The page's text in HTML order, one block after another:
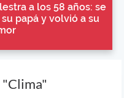
a los 58 años: se
papá y volvió a su